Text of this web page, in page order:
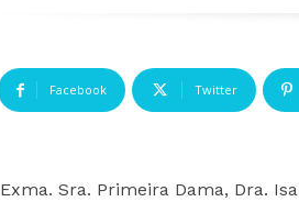
Facebook Twitter
Exma. Sra. Primeira Dama, Dra.